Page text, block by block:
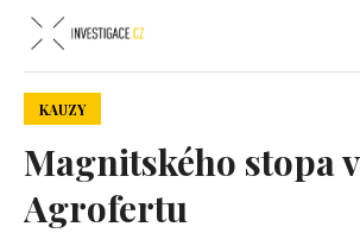
KAUZY
Magnitského stopa v
Agrofertu